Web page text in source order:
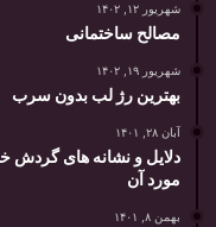
شهریور ۱۲, ۱۴۰۲
مصالح ساختمانی
شهریور ۱۹, ۱۴۰۲
بهترین رژ لب بدون سرب
آبان ۲۸, ۱۴۰۱
دلایل و نشانه های
مورد آن
بهمن ۸, ۱۴۰۱